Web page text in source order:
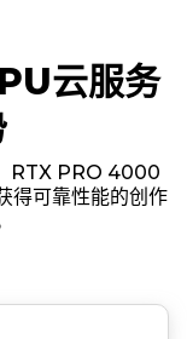
云服务
RTX PRO 4000
得可靠性能的创作